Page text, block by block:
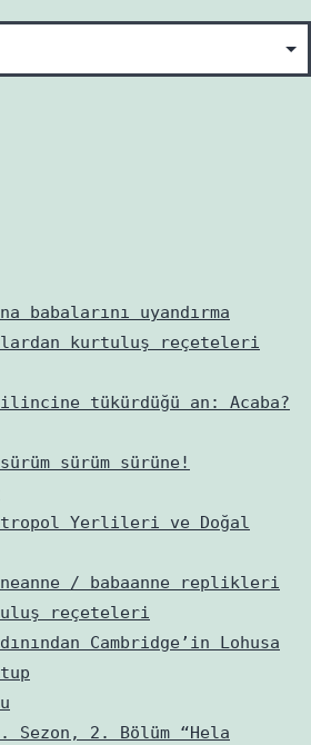
babalarını uyandırma
kurtuluş reçeteleri
tükürdüğü an: Acaba?
sürüm sürüne!
Yerlileri ve Doğal
/ babaanne replikleri
reçeteleri
Cambridge’in Lohusa
2. Bölüm “Hela